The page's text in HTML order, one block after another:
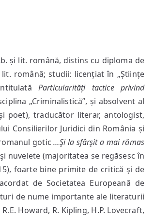
și lit. română, distins cu diploma de
română; studii: licențiat în „Științe
Particularități tactice privind
„Criminalistică”, și absolvent al
poet), traducător literar, antologist,
Consilierilor Juridici din România și
gotic…Şi la sfârşit a mai rămas
nuvelete (majoritatea se regăsesc în
foarte bine primite de critică şi de
de Societatea Europeană de
de nume importante ale literaturii
Howard, R. Kipling, H.P. Lovecraft,